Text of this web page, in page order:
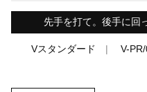
先手を打て。後手に回
Vスタンダード V-